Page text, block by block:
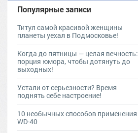
Популярные записи
Титул самой красивой женщины
планеты уехал в Подмосковье!
Когда до пятницы — целая вечность:
порция юмора, чтобы дотянуть до
выходных!
Устали от серьезности? Время
поднять себе настроение!
10 необычных способов применения
WD-40